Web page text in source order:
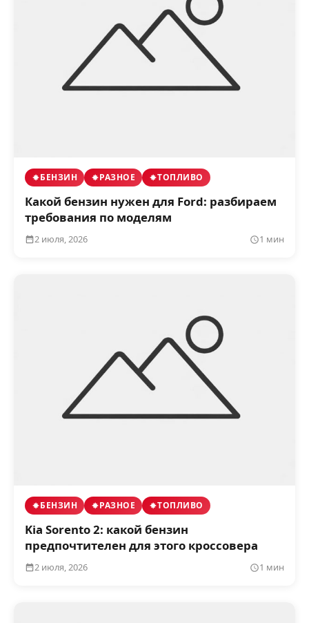
БЕНЗИН РАЗНОЕ ТОПЛИВО
Какой бензин нужен для Ford: разбираем
требования по моделям
2 июля, 2026 1 мин
БЕНЗИН РАЗНОЕ ТОПЛИВО
Kia Sorento 2: какой бензин
предпочтителен для этого кроссовера
2 июля, 2026 1 мин